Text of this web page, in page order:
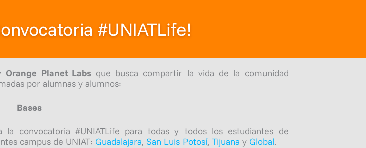
#UNIATLife!
Orange Planet Labs que busca compartir la vida de la comunidad
por alumnas y alumnos:
Bases
la convocatoria #UNIATLife para todas y todos los estudiantes de
campus de UNIAT: Guadalajara, San Luis Potosí,Tijuana y Global.